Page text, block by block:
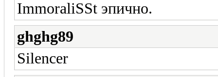
ImmoraliSSt эпично.
ghghg89
Silencer